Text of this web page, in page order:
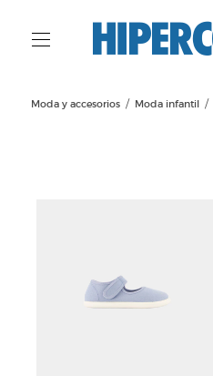
Moda y accesorios Moda infantil